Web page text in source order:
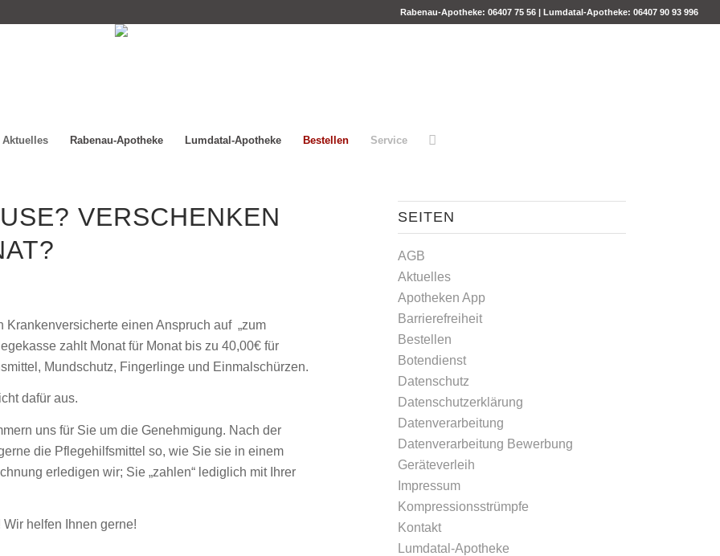
Rabenau-Apotheke:06407 75 56 | Lumdatal-Apotheke:06407 90 93 996
Aktuelles Rabenau-Apotheke Lumdatal-Apotheke Bestellen Service
VERSCHENKEN
einen Anspruch auf „zum
zahlt Monat für Monat bis zu 40,00€ für
Mundschutz, Fingerlinge und Einmalschürzen.
dafür aus.
uns für Sie um die Genehmigung. Nach der
die Pflegehilfsmittel so, wie Sie sie in einem
erledigen wir; Sie „zahlen“ lediglich mit Ihrer
helfen Ihnen gerne!
SEITEN
AGB
Aktuelles
Apotheken App
Barrierefreiheit
Bestellen
Botendienst
Datenschutz
Datenschutzerklärung
Datenverarbeitung
Datenverarbeitung Bewerbung
Geräteverleih
Impressum
Kompressionsstrümpfe
Kontakt
Lumdatal-Apotheke